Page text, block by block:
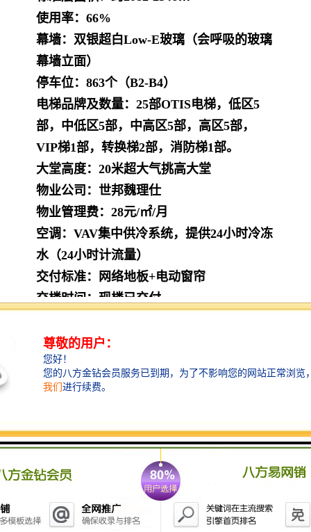
使用率：66%
幕墙：双银超白Low-E玻璃（会呼吸的玻璃
幕墙立面）
停车位：863个（B2-B4）
电梯品牌及数量：25部OTIS电梯，低区5
部，中低区5部，中高区5部，高区5部，
VIP梯1部，转换梯2部，消防梯1部。
大堂高度：20米超大气挑高大堂
物业公司：世邦魏理仕
物业管理费：28元/㎡/月
空调：VAV集中供冷系统，提供24小时冷冻
水（24小时计流量）
交付标准：网络地板+电动窗帘
交楼时间：现楼已交付